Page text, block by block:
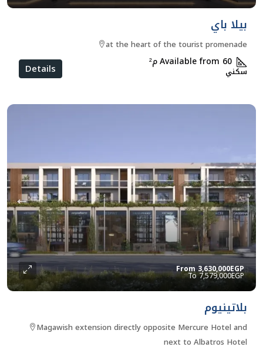
بيلا باي
at the heart of the tourist promenade
Available from 60م²
سكني Details
From3,630,000EGP
7,579,000EGP
بلاتينيوم
Magawish extension directly opposite Mercure Hotel and
next to Albatros Hotel